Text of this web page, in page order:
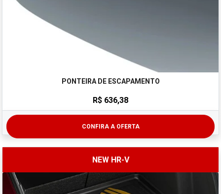
PONTEIRA DE ESCAPAMENTO
R$ 636,38
CONFIRA A OFERTA
NEW HR-V